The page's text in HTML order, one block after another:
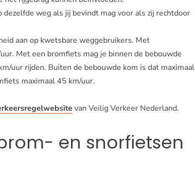
weg als jij bevindt mag voor als zij rechtdoor
aan op kwetsbare weggebruikers. Met
Met een bromfiets mag je binnen de bebouwde
uur rijden. Buiten de bebouwde kom is dat maximaal
maximaal 45 km/uur.
van Veilig Verkeer Nederland.
en snorfietsen